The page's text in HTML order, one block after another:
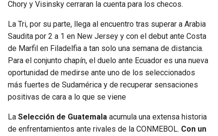
BUCCANEERS
Chory y Visinsky cerraran la cuenta para los checos.
La Tri, por su parte, llega al encuentro tras superar a Arabia
Saudita por 2 a 1 en New Jersey y con el debut ante Costa
de Marfil en Filadelfia a tan solo una semana de distancia.
Para el conjunto chapín, el duelo ante Ecuador es una nueva
oportunidad de medirse ante uno de los seleccionados
más fuertes de Sudamérica y de recuperar sensaciones
positivas de cara a lo que se viene
La Selección de Guatemala acumula una extensa historia
de enfrentamientos ante rivales de la CONMEBOL. Con un